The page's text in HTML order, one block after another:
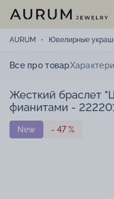
AURUM Ювелирные
Все про товар
Жесткий браслет
фианитами -
New - 47 %